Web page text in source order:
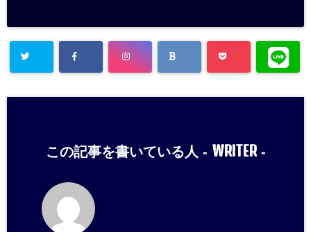
この記事を書いている人 - WRITER-